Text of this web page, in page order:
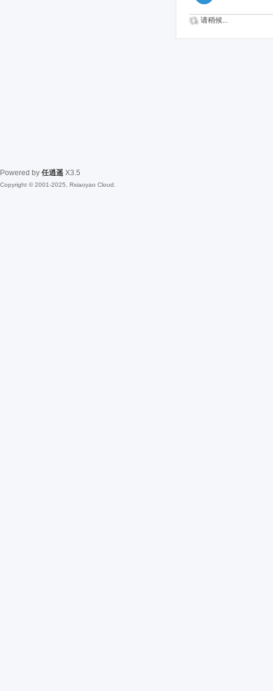
请稍候...
Powered by 任逍遥 X3.5
Copyright © 2001-2025, Rxiaoyao Cloud.